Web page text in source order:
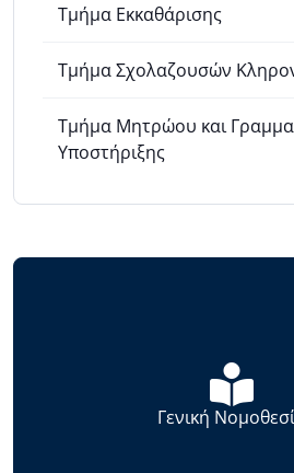
Τμήμα Εκκαθάρισης
Τμήμα Σχολαζουσών
Τμήμα Μητρώου και
Υποστήριξης
Γενική